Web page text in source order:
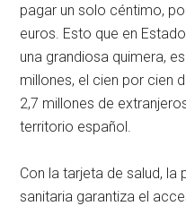
pagar un solo céntimo,
euros. Esto que en
una grandiosa quimera,
millones, el cien por cien
2,7 millones de
territorio español.
Con la tarjeta de salud,
sanitaria garantiza el